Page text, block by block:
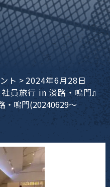
ト > 2024年6月28日
員旅行 in 淡路・鳴門』
・鳴門(20240629〜